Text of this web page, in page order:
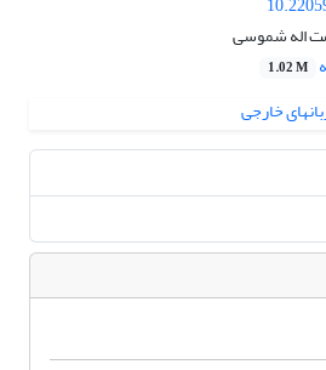
اله شموسی
1.02 M